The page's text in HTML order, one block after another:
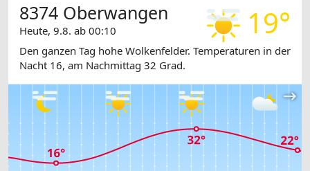
19°
8374 Oberwangen
Heute, 9.8. ab 00:10
Den ganzen Tag hohe Wolkenfelder. Temperaturen in der
Nacht 16, am Nachmittag 32 Grad.